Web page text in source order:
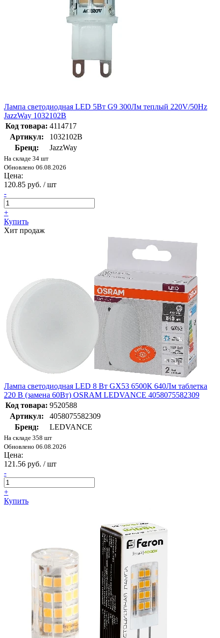
Лампа светодиодная LED 5Вт G9 300Лм теплый 220V/50Hz
JazzWay 1032102B
Код товара: 4114717
Артикул:
1032102B
Бренд:
JazzWay
На складе 34 шт
Обновлено 06.08.2026
Цена:
120.85 руб. / шт
-
+
Купить
Хит продаж
Лампа светодиодная LED 8 Вт GX53 6500К 640Лм таблетка
220 В (замена 60Вт) OSRAM LEDVANCE 4058075582309
Код товара: 9520588
Артикул:
4058075582309
Бренд:
LEDVANCE
На складе 358 шт
Обновлено 06.08.2026
Цена:
121.56 руб. / шт
-
+
Купить